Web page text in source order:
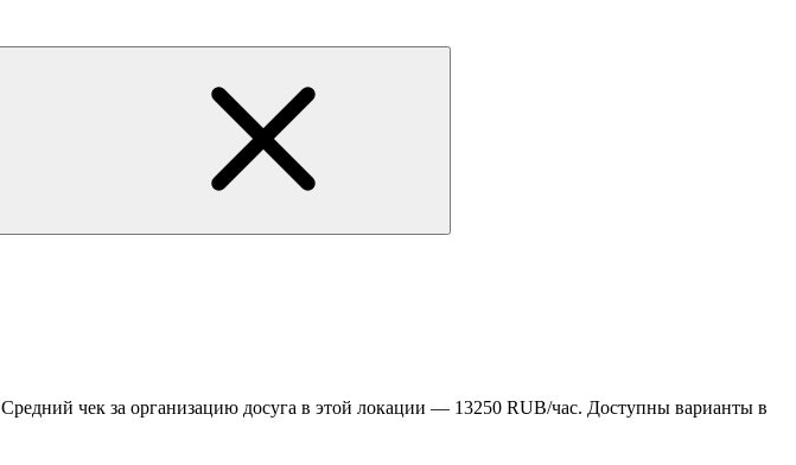
чек за организацию досуга в этой локации — 13250 RUB/час. Доступны варианты в